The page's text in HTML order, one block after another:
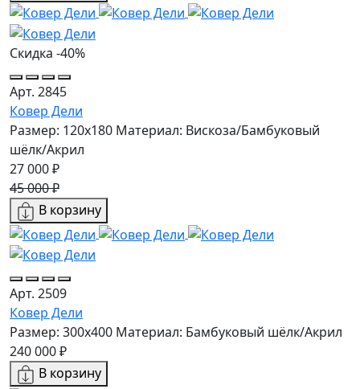
Скидка -40%
Арт. 2845
Ковер Дели
Размер: 120x180 Материал: Вискоза/Бамбуковый
шёлк/Акрил
27 000 ₽
45 000 ₽
В корзину
Арт. 2509
Ковер Дели
Размер: 300x400 Материал: Бамбуковый шёлк/Акрил
240 000 ₽
В корзину